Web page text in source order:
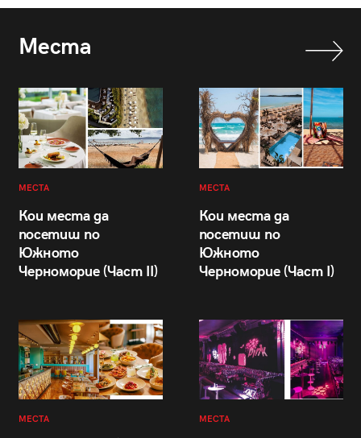
Места
МЕСТА
Кои места да
посетиш по
Южното
Черноморие (Част II)
МЕСТА
Кои места да
посетиш по
Южното
Черноморие (Част I)
МЕСТА МЕСТА